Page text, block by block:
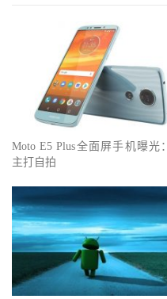
Moto E5 Plus全面屏手机曝光：
主打自拍